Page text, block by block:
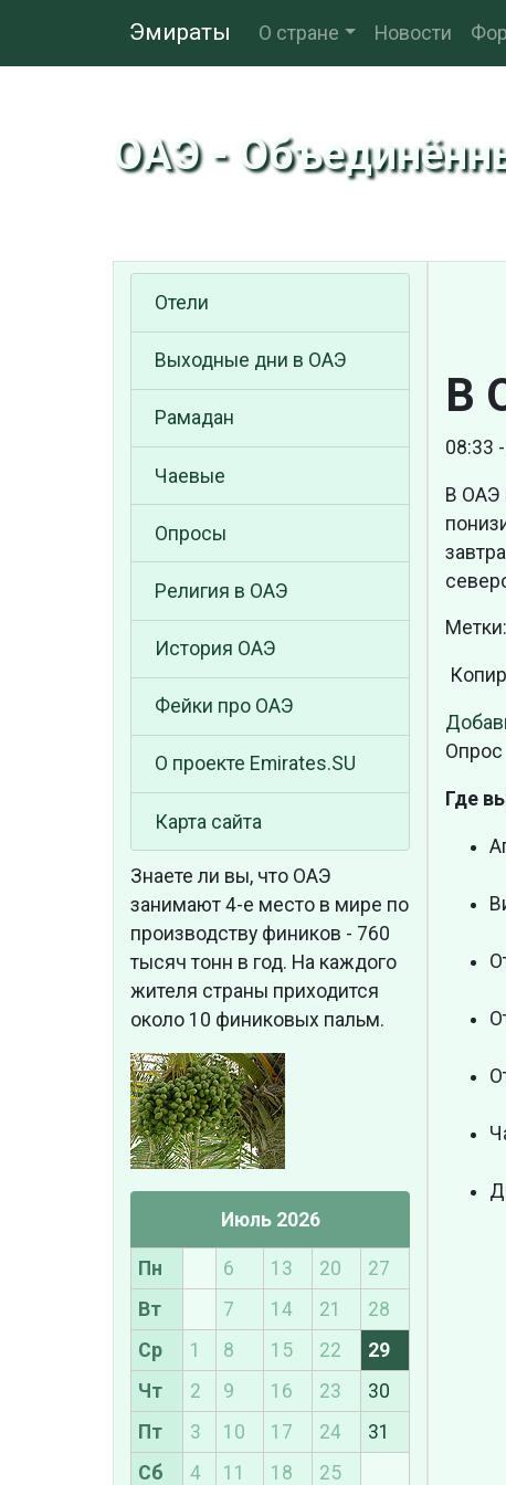
Эмираты О стране Новости
ОАЭ -
В
08:33
В ОАЭ
Метки:
Опрос
Где
Отели
Выходные дни в ОАЭ
Рамадан
Чаевые
Опросы
Религия в ОАЭ
История ОАЭ
Фейки про ОАЭ
О проекте Emirates.SU
Карта сайта
Знаете ли вы, что ОАЭ
занимают 4-е место в мире по
производству фиников - 760
тысяч тонн в год. На каждого
жителя страны приходится
около 10 финиковых пальм.
Июль 2026
Пн 6 13 20
27
Вт
7 14 21
28
Ср
1 8 15 22
29
Чт
2 9 16 23
30
Пт
3 10 17 24
31
Сб
4 11 18 25